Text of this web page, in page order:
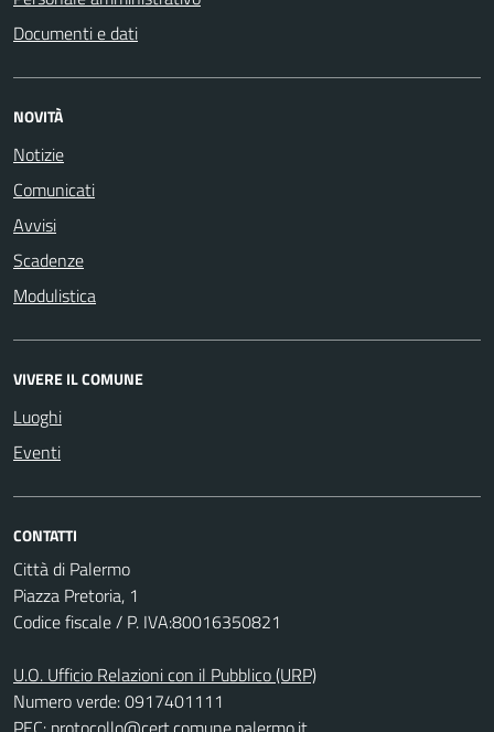
Documenti e dati
NOVITÀ
Notizie
Comunicati
Avvisi
Scadenze
Modulistica
VIVERE IL COMUNE
Luoghi
Eventi
CONTATTI
Città di Palermo
Piazza Pretoria, 1
Codice fiscale / P. IVA:80016350821
U.O. Ufficio Relazioni con il Pubblico (URP)
Numero verde: 0917401111